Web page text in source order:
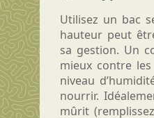
Utilisez un bac
hauteur peut
sa gestion. Un
mieux contre
niveau
nourrir.
mûrit